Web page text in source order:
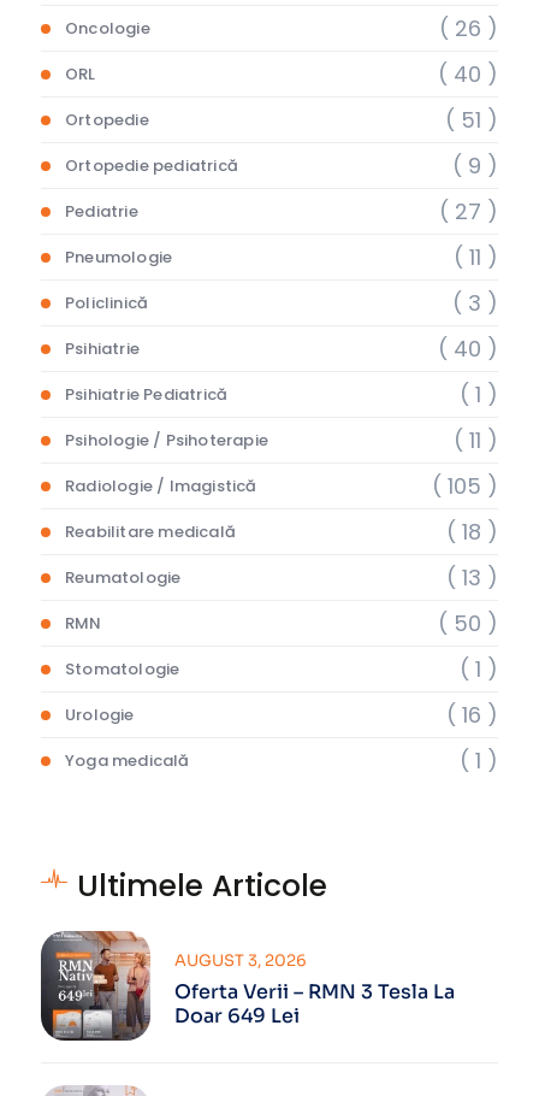
Oncologie ( 26 )
ORL ( 40 )
Ortopedie ( 51 )
Ortopedie pediatrică ( 9 )
Pediatrie ( 27 )
Pneumologie ( 11 )
Policlinică ( 3 )
Psihiatrie ( 40 )
Psihiatrie Pediatrică ( 1 )
Psihologie / Psihoterapie ( 11 )
Radiologie / Imagistică ( 105 )
Reabilitare medicală ( 18 )
Reumatologie ( 13 )
RMN ( 50 )
Stomatologie ( 1 )
Urologie ( 16 )
Yoga medicală ( 1 )
Ultimele Articole
Oferta Verii – RMN 3 Tesla La
Doar 649 Lei
AUGUST 3, 2026